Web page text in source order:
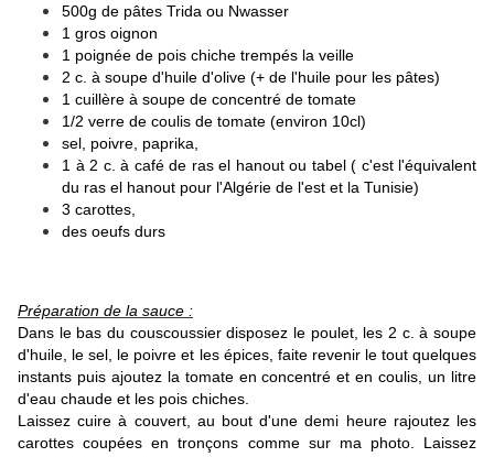
500g de pâtes Trida ou Nwasser
1 gros oignon
1 poignée de pois chiche trempés la veille
2 c. à soupe d'huile d'olive (+ de l'huile pour les pâtes)
1 cuillère à soupe de concentré de tomate
1/2 verre de coulis de tomate (environ 10cl)
sel, poivre, paprika,
1 à 2 c. à café de ras el hanout ou tabel ( c'est l'équivalent
du ras el hanout pour l'Algérie de l'est et la Tunisie)
3 carottes,
des oeufs durs
Préparation de la sauce :
Dans le bas du couscoussier disposez le poulet, les 2 c. à soupe
d'huile, le sel, le poivre et les épices, faite revenir le tout quelques
instants puis ajoutez la tomate en concentré et en coulis, un litre
d'eau chaude et les pois chiches.
Laissez cuire à couvert, au bout d'une demi heure rajoutez les
carottes coupées en tronçons comme sur ma photo. Laissez